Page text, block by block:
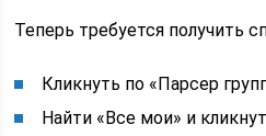
Теперь требуется получить
Кликнуть по «Парсер
Найти «Все мои» и